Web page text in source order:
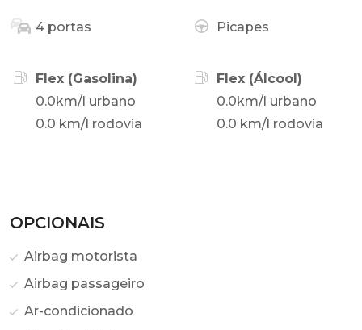
4 portas Picapes
Flex (Gasolina)
0.0km/l urbano
0.0 km/l rodovia
Flex (Álcool)
0.0km/l urbano
0.0 km/l rodovia
OPCIONAIS
Airbag motorista
Airbag passageiro
Ar-condicionado